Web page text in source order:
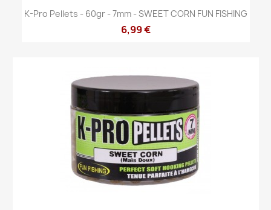
K-Pro Pellets - 60gr - 7mm - SWEET CORN FUN FISHING
6,99 €